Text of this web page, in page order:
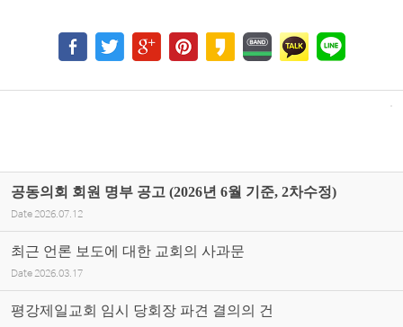
공동의회 회원 명부 공고 (2026년 6월 기준, 2차수정)
Date 2026.07.12
최근 언론 보도에 대한 교회의 사과문
Date 2026.03.17
평강제일교회 임시 당회장 파견 결의의 건